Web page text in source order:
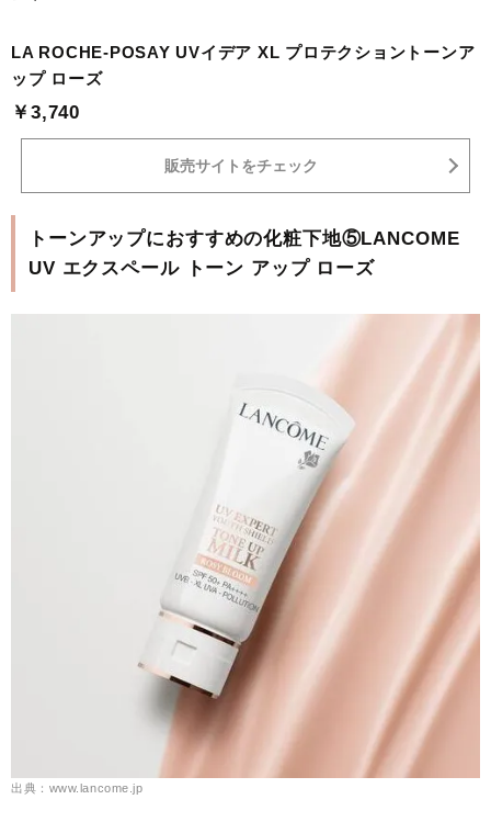
LA ROCHE-POSAY UVイデア XL プロテクショントーンア
ップ ローズ
￥3,740
販売サイトをチェック
トーンアップにおすすめの化粧下地⑤LANCOME
UV エクスペール トーン アップ ローズ
出典：www.lancome.jp